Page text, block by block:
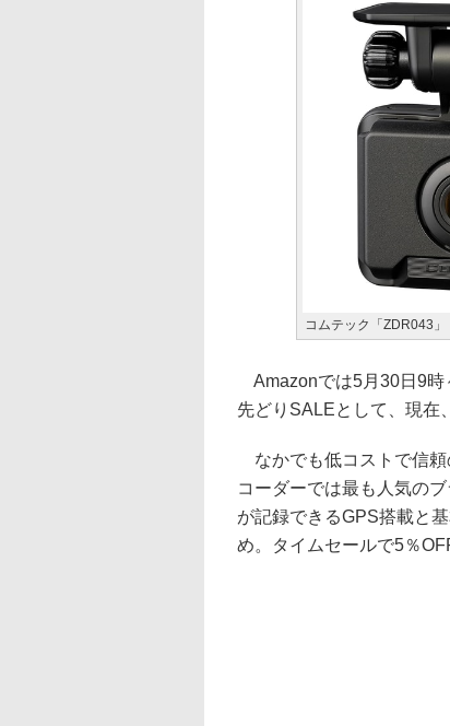
コムテック「ZDR043」
Amazonでは5月30日9時
先どりSALEとして、現在
なかでも低コストで信頼
コーダーでは最も人気の
が記録できるGPS搭載と
め。タイムセールで5％